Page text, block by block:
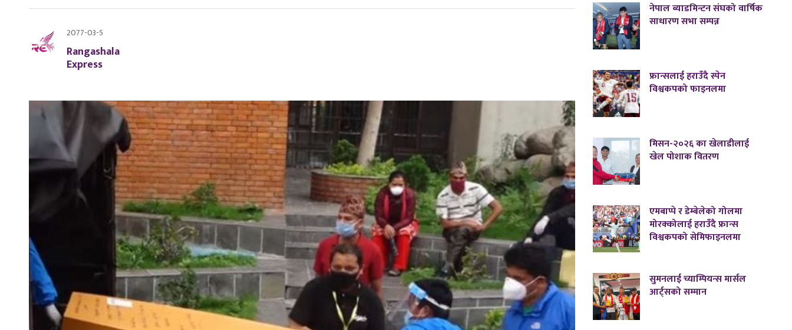
2077-03-5
Rangashala
Express
नेपाल ब्याडमिन्टन संघको वार्षिक
साधारण सभा सम्पन्न
फ्रान्सलाई हराउँदै स्पेन
विश्वकपको फाइनलमा
मिसन-२०२६ का खेलाडीलाई
खेल पोशाक वितरण
एमबाप्पे र डेम्बेलेको गोलमा
मोरक्कोलाई हराउँदै फ्रान्स
विश्वकपको सेमिफाइनलमा
सुमनलाई च्याम्पियन्स मार्सल
आर्ट्सको सम्मान